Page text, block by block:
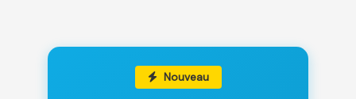
Nouveau